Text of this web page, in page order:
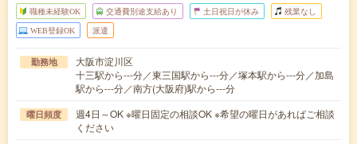
職種未経験OK 交通費別途支給あり 土日祝日が休み 残業なし
WEB登録OK 派遣
勤務地
大阪市淀川区
十三駅から---分／東三国駅から---分／塚本駅から---分／加島
駅から---分／南方(大阪府)駅から---分
曜日頻度
週4日～OK ※曜日固定の相談OK ※希望の曜日があればご相談
ください